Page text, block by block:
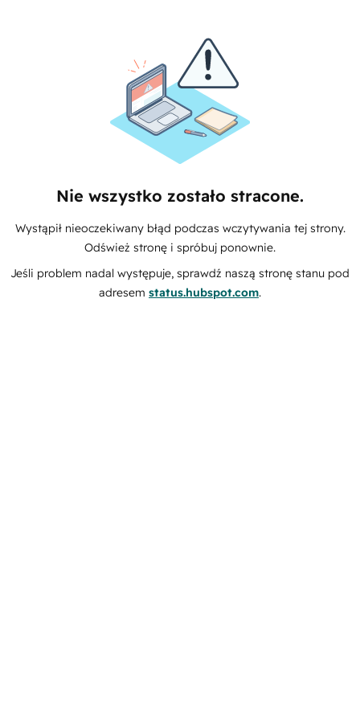
Nie wszystko zostało stracone.
Wystąpił nieoczekiwany błąd podczas wczytywania tej strony.
Odśwież stronę i spróbuj ponownie.
Jeśli problem nadal występuje, sprawdź naszą stronę stanu pod
adresem status.hubspot.com.